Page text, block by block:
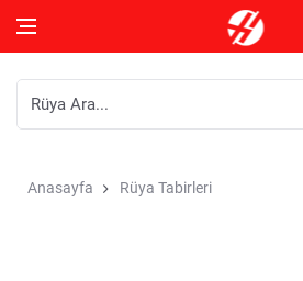
Anasayfa Rüya Tabirleri